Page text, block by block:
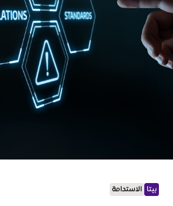
بيتا الاستدامة